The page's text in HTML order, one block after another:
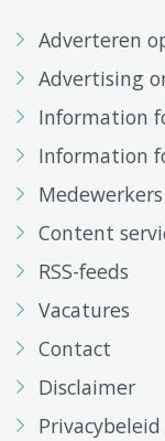
Adverteren
Advertising
Information
Information
Medewerkers
Content
RSS-feeds
Vacatures
Contact
Disclaimer